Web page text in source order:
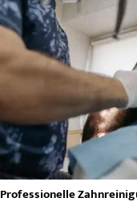
Professionelle